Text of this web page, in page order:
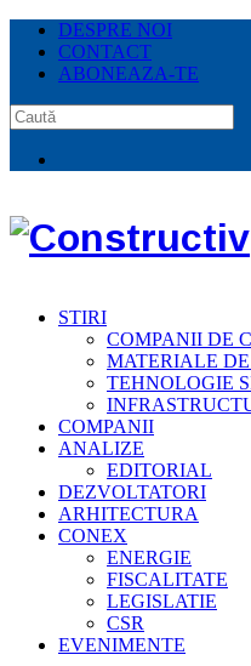
DESPRE NOI
CONTACT
ABONEAZA-TE
STIRI
COMPANII DE
MATERIALE
TEHNOLOGIE
COMPANII
ANALIZE
EDITORIAL
DEZVOLTATORI
ARHITECTURA
CONEX
ENERGIE
FISCALITATE
LEGISLATIE
CSR
EVENIMENTE